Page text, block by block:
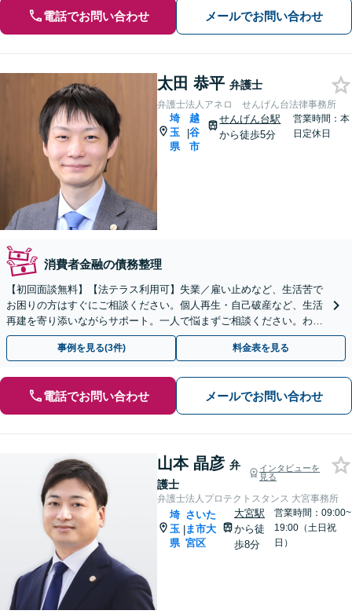
電話でお問い合わせ メールでお問い合わせ
太田 恭平 弁護士
弁護士法人アネロ せんげん台法律事務所
埼
玉
県
|
越
谷
市
せんげん台駅
から徒歩5分
営業時間：本
日定休日
消費者金融の債務整理
【初回面談無料】【法テラス利用可】失業／雇い止めなど、生活苦で
お困りの方はすぐにご相談ください。個人再生・自己破産など、生活
再建を寄り添いながらサポート。一人で悩まずご相談ください。わか
りやすい説明を心がけます【せんげん台駅から徒歩5分】
事例を見る(3件) 料金表を見る
電話でお問い合わせ メールでお問い合わせ
山本 晶彦 弁
護士
インタビューを
見る
弁護士法人プロテクトスタンス 大宮事務所
埼
玉
県
|
さいた
ま市大
宮区
大宮駅
から徒
歩8分
営業時間：09:00~
19:00（土日祝
日）